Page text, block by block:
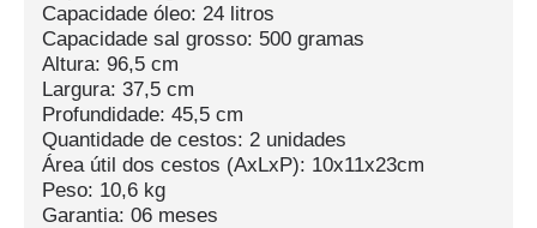
Capacidade óleo: 24 litros
Capacidade sal grosso: 500 gramas
Altura: 96,5 cm
Largura: 37,5 cm
Profundidade: 45,5 cm
Quantidade de cestos: 2 unidades
Área útil dos cestos (AxLxP): 10x11x23cm
Peso: 10,6 kg
Garantia: 06 meses